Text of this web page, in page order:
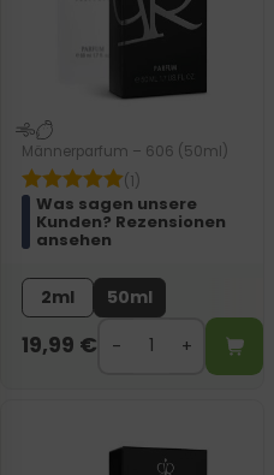
Männerparfum – 606 (50ml)
(1)
Was sagen unsere
Kunden? Rezensionen
ansehen
2ml 50ml
19,99 €